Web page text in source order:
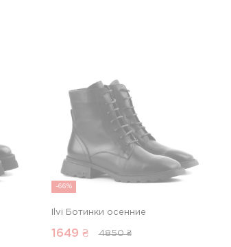
-66%
Ilvi Ботинки осенние
1649 ₴ 4850 ₴